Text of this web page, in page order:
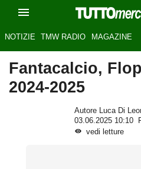
NOTIZIE TMW RADIO MAGAZINE
Fantacalcio,
2024-2025
Autore Luca Di
03.06.2025 10:10
vedi letture